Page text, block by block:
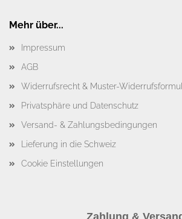
Mehr über...
Impressum
AGB
Widerrufsrecht & Muster-
Privatsphäre und Datenschutz
Versand- & Zahlungsbedingungen
Lieferung in die Schweiz
Cookie Einstellungen